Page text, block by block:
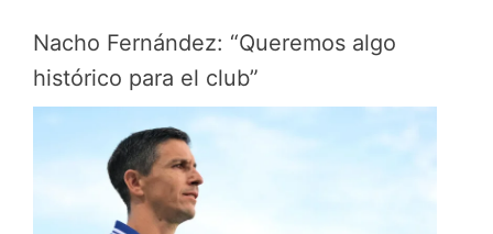
Nacho Fernández: “Queremos algo
histórico para el club”